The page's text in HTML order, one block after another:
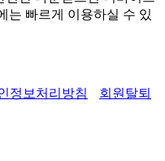
는 빠르게 이용하실 수 있
정보처리방침 회원탈퇴